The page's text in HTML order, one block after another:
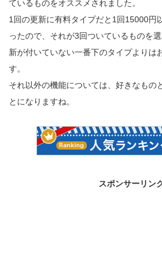
ているものをオススメされました。
1回の更新に有料タイプだと1回15000円
ったので、それが3回ついているものを
新が付いていない一番下のタイプよりは
す。
それ以外の機能については、好きなもの
とになりますね。
スポンサーリン